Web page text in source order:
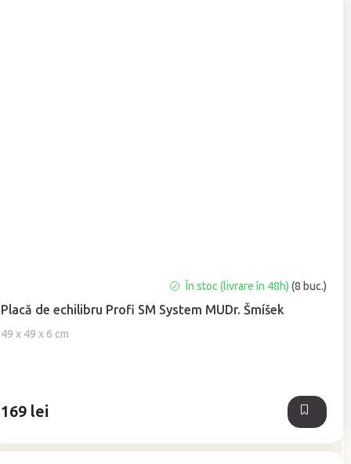
Placă de echilibru Profi SM System MUDr. Šmíšek
49 x 49 x 6 cm
medie
a
produsului
stele.
În stoc (livrare în 48h)(8 buc.)
169 lei